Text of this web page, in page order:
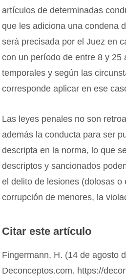
artículos de determinadas
que les adiciona una condena
será precisada por el Juez en
con un período de entre 8 y
temporales y según las
corresponde aplicar en ese
Las leyes penales no son
además la conducta para ser
descripta en la norma, lo que
descriptos y sancionados
el delito de lesiones (dolosas
corrupción de menores, la
Citar este artículo
Fingermann, H. (14 de agosto
Deconceptos.com. https://